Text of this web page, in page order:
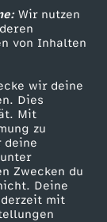
Wir nutzen
von Inhalten
wir deine
Dies
Mit
zu
deine
Zwecken du
Deine
mit